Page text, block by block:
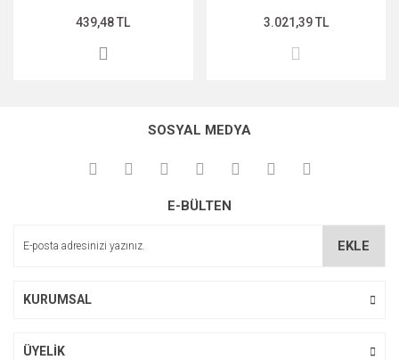
439,48 TL 3.021,39 TL
SOSYAL MEDYA
E-BÜLTEN
EKLE
KURUMSAL
ÜYELİK